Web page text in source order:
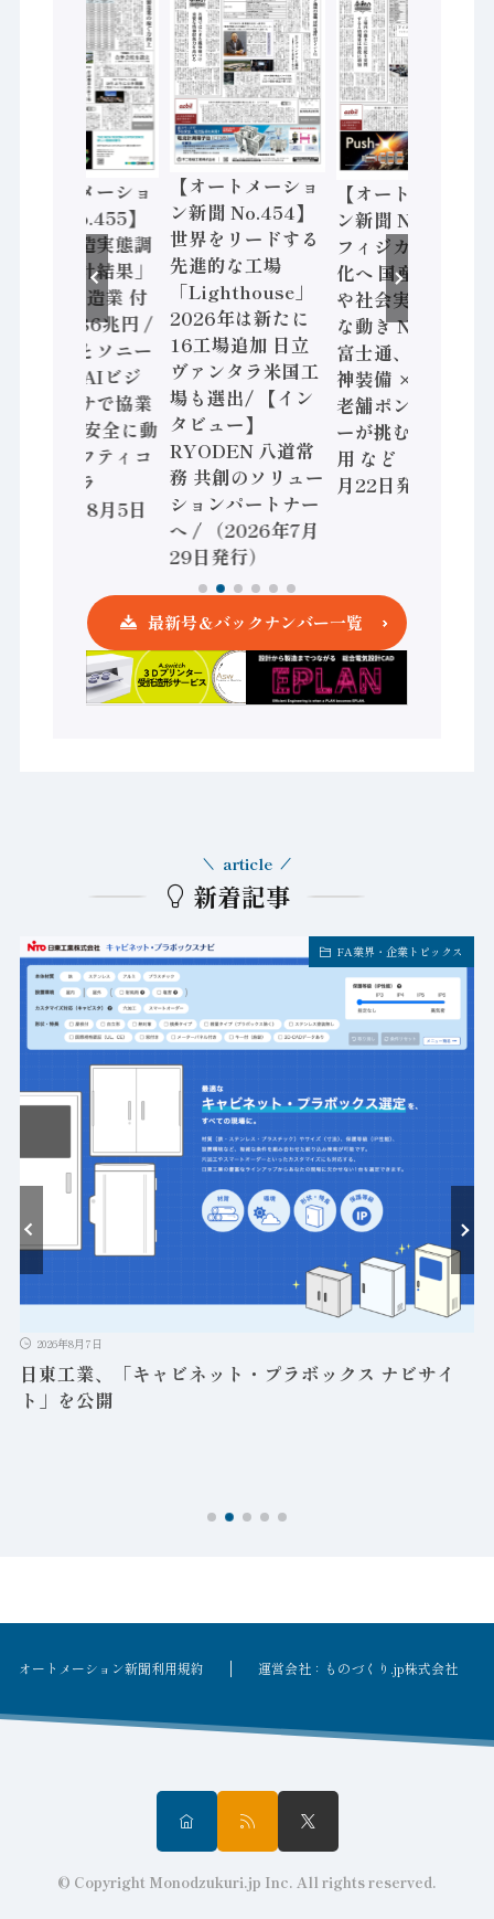
【オートメーショ
ン新聞 No.455】
「経済構造実態調
査二次集計結果」
2024年製造業 付
加価値額86兆円 /
三菱電機とソニー
セミコン AIビジ
ョンセンサで協業
/ IDEC、安全に動
かすセーフティコ
ントローラ
（2026年8月5日
【オートメーショ
ン新聞 No.454】
世界をリードする
先進的な工場
「Lighthouse」
2026年は新たに
16工場追加 日立
ヴァンタラ米国工
場も選出/ 【イン
タビュー】
RYODEN 八道常
務 共創のソリュー
ションパートナー
へ / （2026年7月
29日発行）
【オートメーショ
ン新聞 No.453】
フィジカルAI本格
化へ 国産AI開発
や社会実装に活発
な動き Noetra、
富士通、日立 / 兵
神装備 × HMS、
老舗ポンプメーカ
ーが挑むデータ活
用 など（2026年7
月22日発行）
最新号＆バックナンバー一覧
新着記事
article
FA業界・企業トピックス
2026年8月7日
日東工業、「キャビネット・プラボックス ナビサイ
ト」を公開
オートメーション新聞利用規約 運営会社：ものづくり.jp株式会社
© Copyright Monodzukuri.jp Inc. All rights reserved.